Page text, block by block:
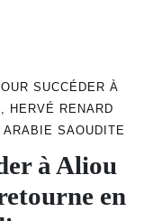
SUCCÉDER À
HERVÉ RENARD
ARABIE SAOUDITE
à Aliou
en